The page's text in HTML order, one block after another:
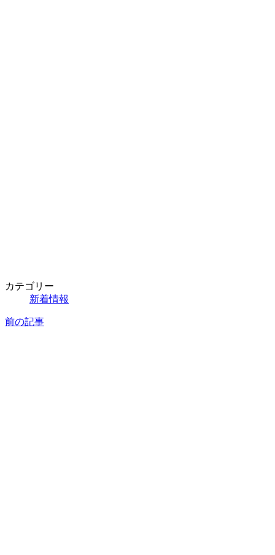
カテゴリー
新着情報
前の記事